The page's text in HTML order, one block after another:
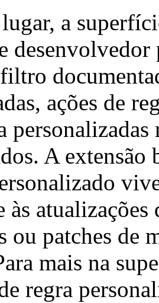
a
desenvolvedor
ações de
personalizadas
A extensão
às
patches de
mais na
regra